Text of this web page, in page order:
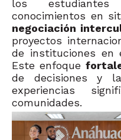
los
conocimientos en
negociación
proyectos
de instituciones en
Este enfoque
de decisiones y
experiencias
comunidades.